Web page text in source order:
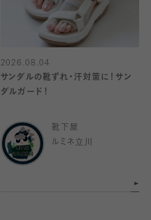
2026.08.04
サンダルの靴ずれ・汗対策に！サン
ダルガード！
靴下屋
ルミネ立川